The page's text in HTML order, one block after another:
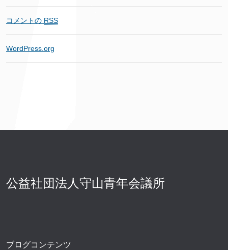
コメントの RSS
WordPress.org
公益社団法人守山青年会議所
ブログコンテンツ